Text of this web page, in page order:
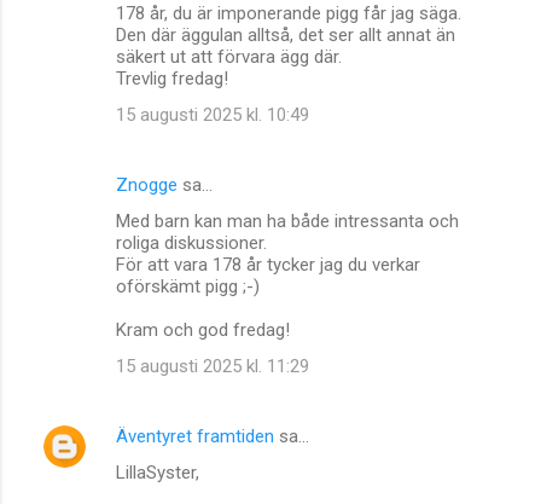
178 år, du är imponerande pigg får jag säga.
Den där äggulan alltså, det ser allt annat än
säkert ut att förvara ägg där.
Trevlig fredag!
15 augusti 2025 kl. 10:49
Znogge sa…
Med barn kan man ha både intressanta och
roliga diskussioner.
För att vara 178 år tycker jag du verkar
oförskämt pigg ;-)
Kram och god fredag!
15 augusti 2025 kl. 11:29
Äventyret framtiden sa…
LillaSyster,